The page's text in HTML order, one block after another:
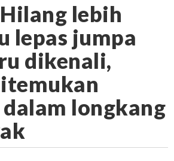
lebih
lepas jumpa
dikenali,
longkang